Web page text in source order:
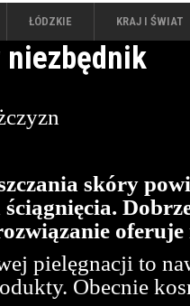
ŁÓDZKIE KRAJ I ŚWIAT
skóry
pielęgnacji to
Obecnie